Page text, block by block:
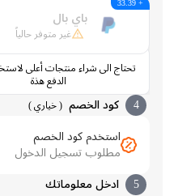
باي بال
غير متوفر حالياً
تحتاج الى شراء منتجات أعلى لاستخدام
كود الخصم (خياري )
استخدم كود الخصم
مطلوب تسجيل الدخول
ادخل معلوماتك